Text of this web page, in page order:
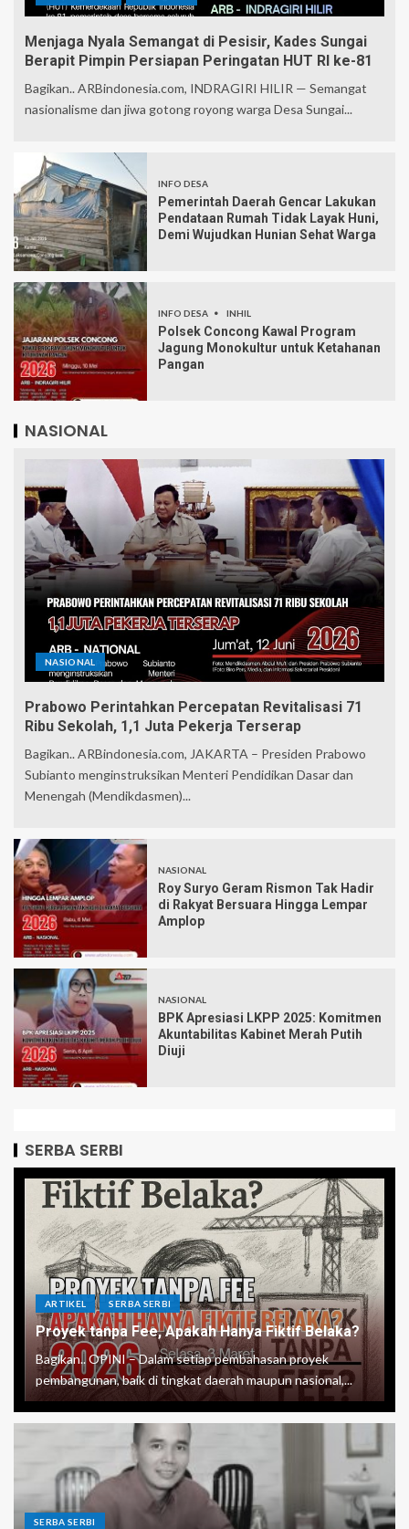
Menjaga Nyala Semangat di Pesisir, Kades Sungai
Berapit Pimpin Persiapan Peringatan HUT RI ke-81
Bagikan.. ARBindonesia.com, INDRAGIRI HILIR — Semangat
nasionalisme dan jiwa gotong royong warga Desa Sungai...
INFO DESA
Pemerintah Daerah Gencar Lakukan
Pendataan Rumah Tidak Layak Huni,
Demi Wujudkan Hunian Sehat Warga
INFO DESA INHIL
Polsek Concong Kawal Program
Jagung Monokultur untuk Ketahanan
Pangan
NASIONAL
NASIONAL
Prabowo Perintahkan Percepatan Revitalisasi 71
Ribu Sekolah, 1,1 Juta Pekerja Terserap
Bagikan.. ARBindonesia.com, JAKARTA – Presiden Prabowo
Subianto menginstruksikan Menteri Pendidikan Dasar dan
Menengah (Mendikdasmen)...
NASIONAL
Roy Suryo Geram Rismon Tak Hadir
di Rakyat Bersuara Hingga Lempar
Amplop
NASIONAL
BPK Apresiasi LKPP 2025: Komitmen
Akuntabilitas Kabinet Merah Putih
Diuji
SERBA SERBI
ARTIKEL SERBA SERBI
Proyek tanpa Fee, Apakah Hanya Fiktif Belaka?
Bagikan.. OPINI – Dalam setiap pembahasan proyek
pembangunan, baik di tingkat daerah maupun nasional,...
SERBA SERBI